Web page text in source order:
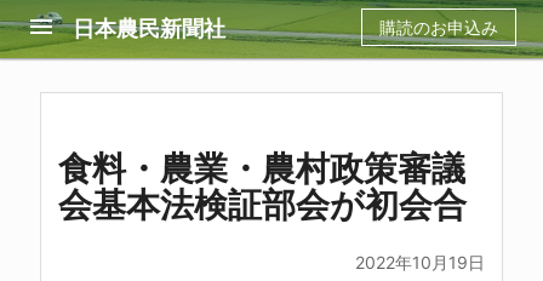
menu 日本農民新聞社 購読のお申込み
食料・農業・農村政策審議
会基本法検証部会が初会合
2022年10月19日